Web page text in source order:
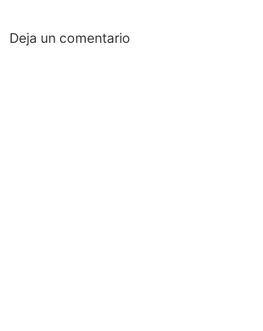
Deja un comentario